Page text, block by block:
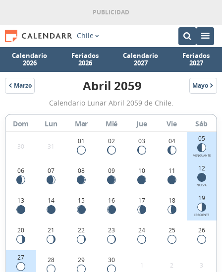
Chile
Calendario
2026
Feriados
2026
Calendario
2027
Feriados
2027
Marzo
2059
Calendario
Lunar
Abril
2059
de
Chile.
Abril 2059 Mayo
2059
Calendario Lunar Abril 2059 de Chile.
Dom Lun Mar Mié Jue Vie Sáb
30 31
01 02 03 04 05
MENGUANTE
06 07 08 09 10 11 12
NUEVA
13 14 15 16 17 18 19
CRECIENTE
20 21 22 23 24 25 26
27 28 29 30
1 2 3